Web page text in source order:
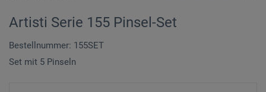
Artisti Serie 155 Pinsel-Set
Bestellnummer: 155SET
Set mit 5 Pinseln